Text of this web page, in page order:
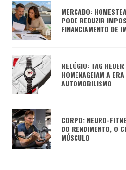
MERCADO:
PODE REDUZIR
FINANCIAMENTO DE
RELÓGIO: TAG
HOMENAGEIAM A
AUTOMOBILISMO
CORPO: NEURO-
DO RENDIMENTO, O
MÚSCULO